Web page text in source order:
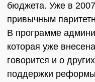
бюджета. Уже в
привычным
В программе
которая уже
говорится и о
поддержки